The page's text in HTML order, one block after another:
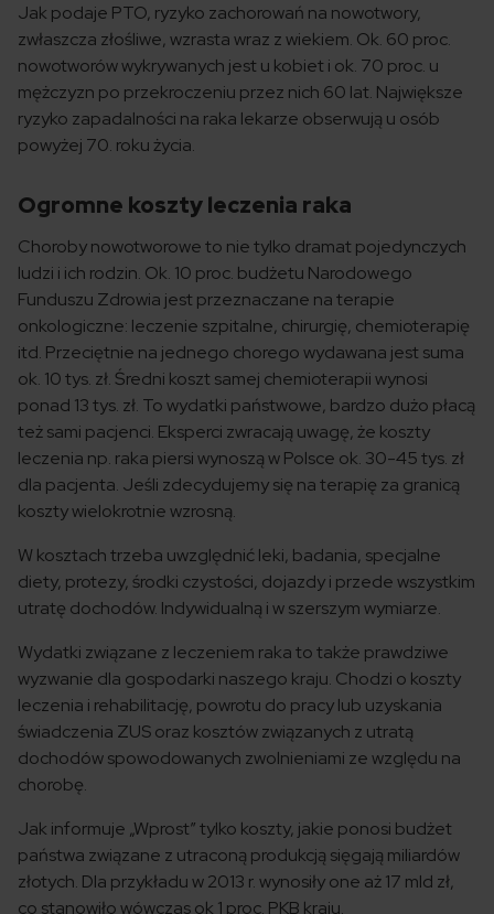
Jak podaje PTO, ryzyko zachorowań na nowotwory,
zwłaszcza złośliwe, wzrasta wraz z wiekiem. Ok. 60 proc.
nowotworów wykrywanych jest u kobiet i ok. 70 proc. u
mężczyzn po przekroczeniu przez nich 60 lat. Największe
ryzyko zapadalności na raka lekarze obserwują u osób
powyżej 70. roku życia.
Ogromne koszty leczenia raka
Choroby nowotworowe to nie tylko dramat pojedynczych
ludzi i ich rodzin. Ok. 10 proc. budżetu Narodowego
Funduszu Zdrowia jest przeznaczane na terapie
onkologiczne: leczenie szpitalne, chirurgię, chemioterapię
itd. Przeciętnie na jednego chorego wydawana jest suma
ok. 10 tys. zł. Średni koszt samej chemioterapii wynosi
ponad 13 tys. zł. To wydatki państwowe, bardzo dużo płacą
też sami pacjenci. Eksperci zwracają uwagę, że koszty
leczenia np. raka piersi wynoszą w Polsce ok. 30-45 tys. zł
dla pacjenta. Jeśli zdecydujemy się na terapię za granicą
koszty wielokrotnie wzrosną.
W kosztach trzeba uwzględnić leki, badania, specjalne
diety, protezy, środki czystości, dojazdy i przede wszystkim
utratę dochodów. Indywidualną i w szerszym wymiarze.
Wydatki związane z leczeniem raka to także prawdziwe
wyzwanie dla gospodarki naszego kraju. Chodzi o koszty
leczenia i rehabilitację, powrotu do pracy lub uzyskania
świadczenia ZUS oraz kosztów związanych z utratą
dochodów spowodowanych zwolnieniami ze względu na
chorobę.
Jak informuje „Wprost” tylko koszty, jakie ponosi budżet
państwa związane z utraconą produkcją sięgają miliardów
złotych. Dla przykładu w 2013 r. wynosiły one aż 17 mld zł,
co stanowiło wówczas ok 1 proc. PKB kraju.